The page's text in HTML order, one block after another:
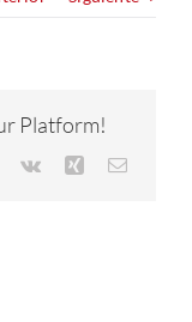
Platform!
Pinterest
Vk Xing Correo